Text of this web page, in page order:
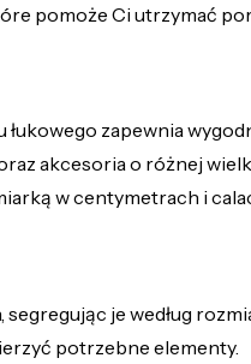
pomoże Ci utrzymać
zapewnia
akcesoria o różnej
w centymetrach i
je według
potrzebne elementy.